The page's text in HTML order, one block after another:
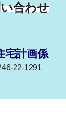
合わせ
計画係
22-1291